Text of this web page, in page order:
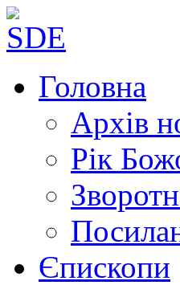
Головна
Архів
Рік
Єпископи